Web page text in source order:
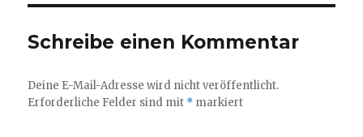
Schreibe einen Kommentar
Deine E-Mail-Adresse wird nicht veröffentlicht.
Erforderliche Felder sind mit * markiert